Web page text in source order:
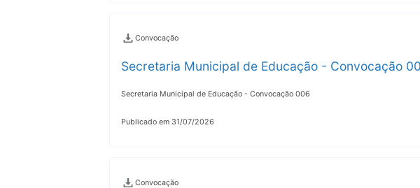
Convocação
Secretaria Municipal de Educação - Convocação
Secretaria Municipal de Educação - Convocação 006
Publicado em 31/07/2026
Convocação